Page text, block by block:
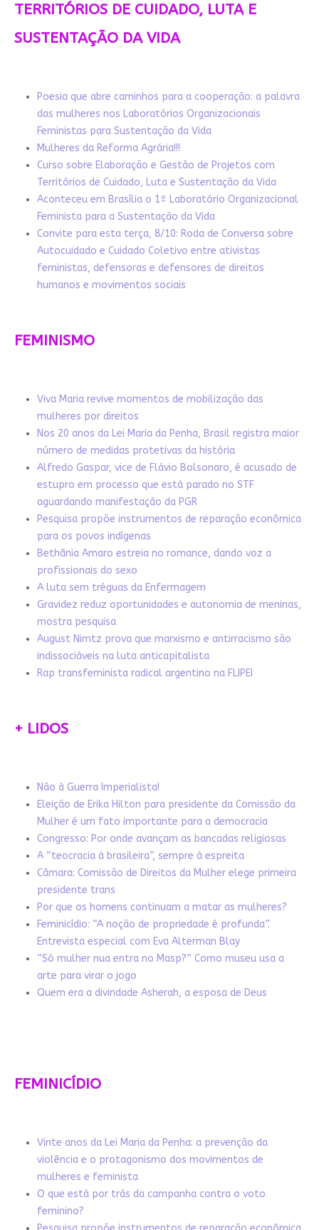
TERRITÓRIOS DE CUIDADO, LUTA E
SUSTENTAÇÃO DA VIDA
Poesia que abre caminhos para a cooperação: a palavra
das mulheres nos Laboratórios Organizacionais
Feministas para Sustentação da Vida
Mulheres da Reforma Agrária!!!
Curso sobre Elaboração e Gestão de Projetos com
Territórios de Cuidado, Luta e Sustentação da Vida
Aconteceu em Brasília o 1º Laboratório Organizacional
Feminista para a Sustentação da Vida
Convite para esta terça, 8/10: Roda de Conversa sobre
Autocuidado e Cuidado Coletivo entre ativistas
feministas, defensoras e defensores de direitos
humanos e movimentos sociais
FEMINISMO
Viva Maria revive momentos de mobilização das
mulheres por direitos
Nos 20 anos da Lei Maria da Penha, Brasil registra maior
número de medidas protetivas da história
Alfredo Gaspar, vice de Flávio Bolsonaro, é acusado de
estupro em processo que está parado no STF
aguardando manifestação da PGR
Pesquisa propõe instrumentos de reparação econômica
para os povos indígenas
Bethânia Amaro estreia no romance, dando voz a
profissionais do sexo
A luta sem tréguas da Enfermagem
Gravidez reduz oportunidades e autonomia de meninas,
mostra pesquisa
August Nimtz prova que marxismo e antirracismo são
indissociáveis na luta anticapitalista
Rap transfeminista radical argentino na FLIPEI
+ LIDOS
Não à Guerra Imperialista!
Eleição de Erika Hilton para presidente da Comissão da
Mulher é um fato importante para a democracia
Congresso: Por onde avançam as bancadas religiosas
A “teocracia à brasileira”, sempre à espreita
Câmara: Comissão de Direitos da Mulher elege primeira
presidente trans
Por que os homens continuam a matar as mulheres?
Feminicídio: “A noção de propriedade é profunda”.
Entrevista especial com Eva Alterman Blay
“Só mulher nua entra no Masp?” Como museu usa a
arte para virar o jogo
Quem era a divindade Asherah, a esposa de Deus
FEMINICÍDIO
Vinte anos da Lei Maria da Penha: a prevenção da
violência e o protagonismo dos movimentos de
mulheres e feminista
O que está por trás da campanha contra o voto
feminino?